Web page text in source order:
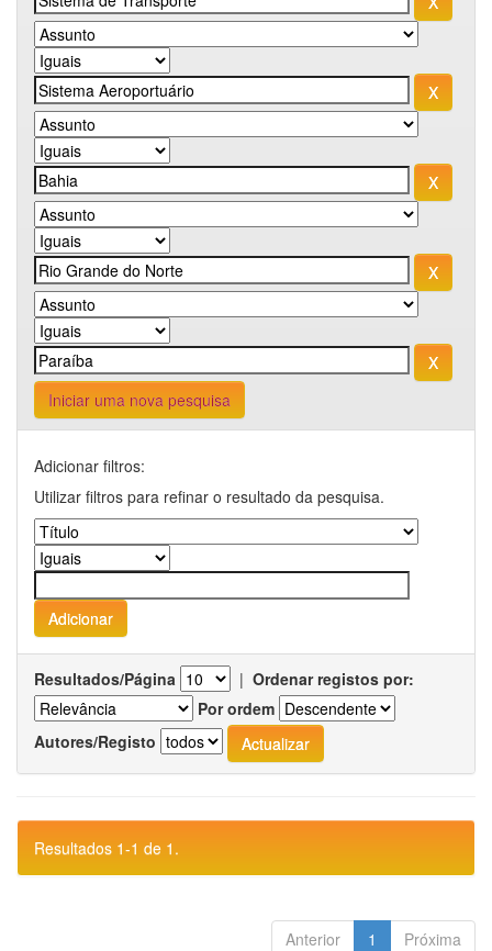
Iniciar uma nova pesquisa
Adicionar filtros:
Utilizar filtros para refinar o resultado da pesquisa.
Resultados/Página | Ordenar registos por:
Por ordem
Autores/Registo
Resultados 1-1 de 1.
Anterior 1 Próxima